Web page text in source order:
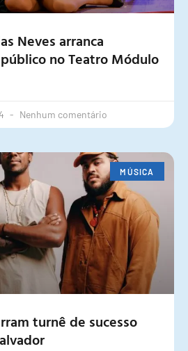
Neves arranca
no Teatro Módulo
Nenhum comentário
MÚSICA
turnê de sucesso